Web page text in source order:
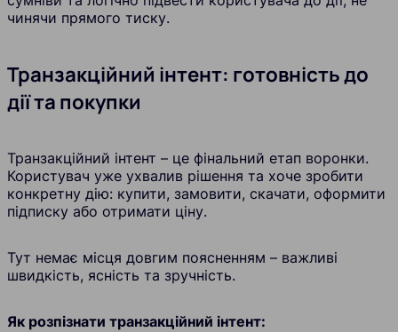
чинячи прямого тиску.
Транзакційний інтент: готовність до
дії та покупки
Транзакційний інтент – це фінальний етап воронки.
Користувач уже ухвалив рішення та хоче зробити
конкретну дію: купити, замовити, скачати, оформити
підписку або отримати ціну.
Тут немає місця довгим поясненням – важливі
швидкість, ясність та зручність.
Як розпізнати транзакційний інтент: